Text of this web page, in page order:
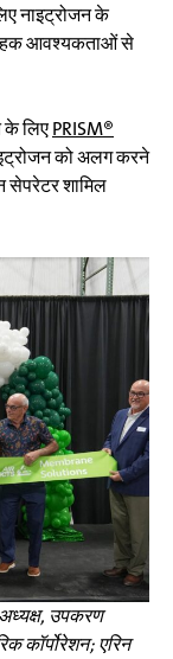
नाइट्रोजन के
आवश्यकताओं से
के लिएPRISM®
को अलग करने
सेपरेटर शामिल
उपकरण
कॉर्पोरेशन; एरिन